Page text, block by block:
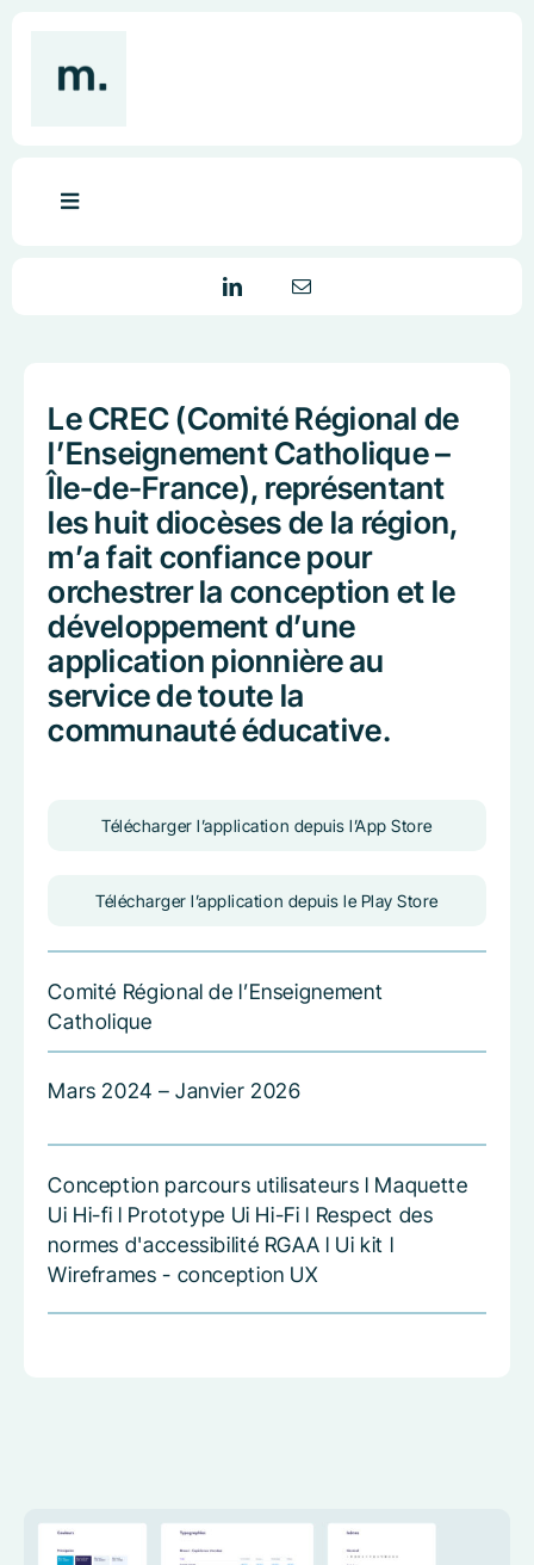
content
Toggle
Le CREC (Comité Régional de
l’Enseignement Catholique –
Île-de-France), représentant
les huitdiocèses de la région,
m’a fait confiance pour
orchestrer la conception et le
développement d’une
application pionnière au
service de toute la
communauté éducative.
Comité Régional de l’Enseignement
Catholique
Mars 2024 – Janvier 2026
Conception parcours utilisateurs l Maquette
Ui Hi-fi l Prototype Ui Hi-Fi l Respect des
normes d'accessibilité RGAA l Ui kit l
Wireframes - conception UX
Télécharger l’application depuis l’App Store
Télécharger l’application depuis le Play Store